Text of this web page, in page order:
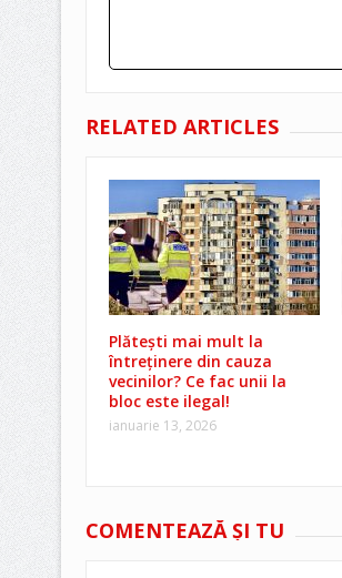
RELATED ARTICLES
Plătești mai mult la
întreținere din cauza
vecinilor? Ce fac unii la
bloc este ilegal!
ianuarie 13, 2026
COMENTEAZĂ ŞI TU